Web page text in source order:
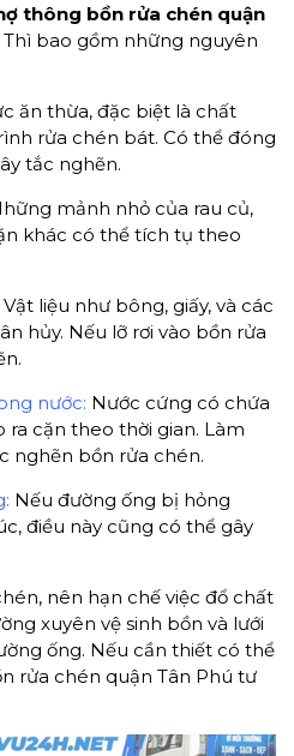
thông bồn rửa chén quận
bao gồm những nguyên
ăn thừa, đặc biệt là chất
rửa chén bát. Có thể đóng
tắc nghẽn.
mảnh nhỏ của rau củ,
khác có thể tích tụ theo
Vật liệu như bông, giấy, và các
hủy. Nếu lỡ rơi vào bồn rửa
nước: Nước cứng có chứa
ra cặn theo thời gian. Làm
nghẽn bồn rửa chén.
Nếu đường ống bị hỏng
điều này cũng có thể gây
nên hạn chế việc đổ chất
xuyên vệ sinh bồn và lưới
ống. Nếu cần thiết có thể
rửa chén quận Tân Phú tư